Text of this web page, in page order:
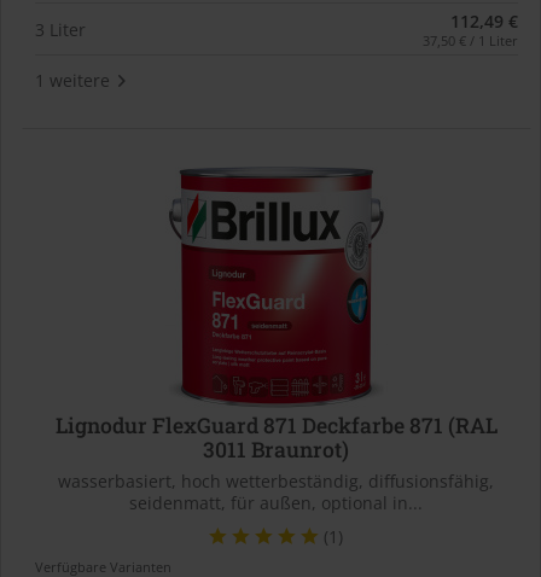
3 Liter 112,49 €
37,50 € / 1 Liter
1 weitere
Lignodur FlexGuard 871 Deckfarbe 871 (RAL
3011 Braunrot)
wasserbasiert, hoch wetterbeständig, diffusionsfähig,
seidenmatt, für außen, optional in...
(1)
Verfügbare Varianten